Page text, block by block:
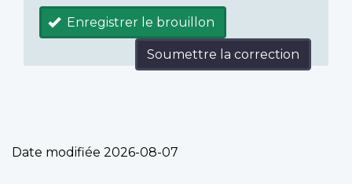
Enregistrer le brouillon
Soumettre la correction
Date modifiée 2026-08-07